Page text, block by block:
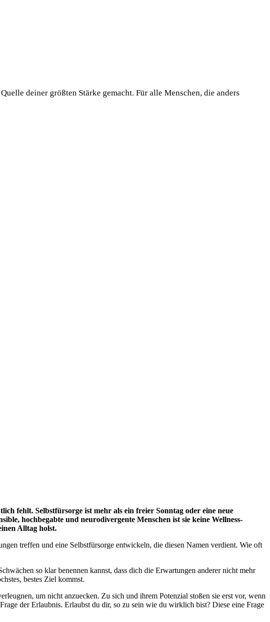
deiner größten Stärke gemacht. Für alle Menschen, die anders
fehlt. Selbstfürsorge ist mehr als ein freier Sonntag oder eine neue
hochbegabte und neurodivergente Menschen ist sie keine Wellness-
Alltag holst.
treffen und eine Selbstfürsorge entwickeln, die diesen Namen verdient. Wie oft
so klar benennen kannst, dass dich die Erwartungen anderer nicht mehr
bestes Ziel kommst.
um nicht anzuecken. Zu sich und ihrem Potenzial stoßen sie erst vor, wenn
der Erlaubnis. Erlaubst du dir, so zu sein wie du wirklich bist? Diese eine Frage